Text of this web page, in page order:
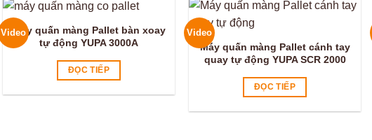
VideoMáy quấn màng Pallet bàn xoay
tự động YUPA 3000A
ĐỌC TIẾP
Video
Máy quấn màng Pallet cánh tay
quay tự động YUPA SCR 2000
ĐỌC TIẾP